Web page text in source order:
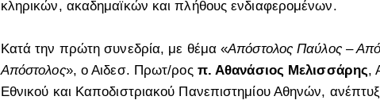
κληρικών, ακαδημαϊκών και πλήθους ενδιαφερομένων.
Κατά την πρώτη συνεδρία, με θέμα «Απόστολος Παύλος – Από
Απόστολος», ο Αιδεσ. Πρωτ/ρος π. Αθανάσιος Μελισσάρης,
Εθνικού και Καποδιστριακού Πανεπιστημίου Αθηνών,